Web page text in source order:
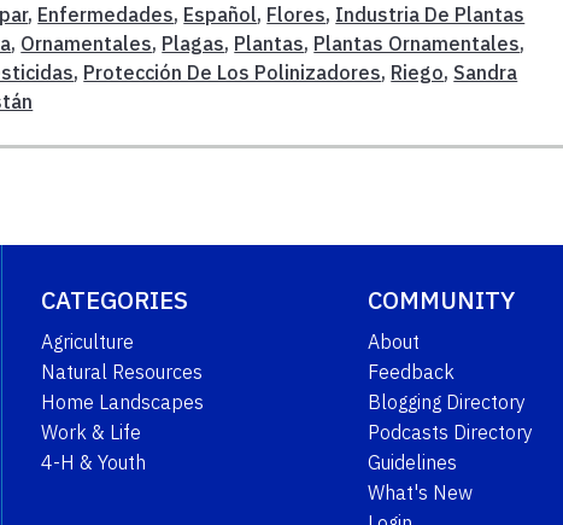
, Enfermedades, Español, Flores, Industria De Plantas
, Ornamentales, Plagas, Plantas, Plantas Ornamentales,
, Protección De Los Polinizadores, Riego, Sandra
CATEGORIES
Agriculture
Natural Resources
Home Landscapes
Work & Life
4-H & Youth
COMMUNITY
About
Feedback
Blogging Directory
Podcasts Directory
Guidelines
What's New